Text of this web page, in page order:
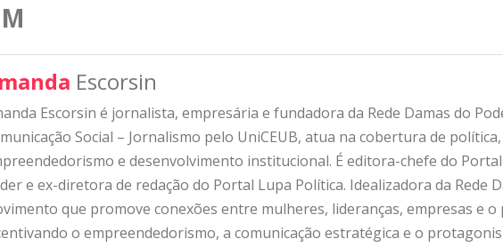
Escorsin
Escorsin é jornalista, empresária e fundadora da Rede Damas do
Social – Jornalismo pelo UniCEUB, atua na cobertura de política,
e desenvolvimento institucional. É editora-chefe do
e ex-diretora de redação do Portal Lupa Política. Idealizadora da Rede
que promove conexões entre mulheres, lideranças, empresas e o
o empreendedorismo, a comunicação estratégica e o